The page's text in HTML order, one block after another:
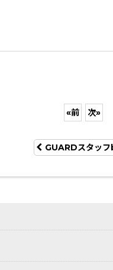
«前 次»
GUARDスタッ